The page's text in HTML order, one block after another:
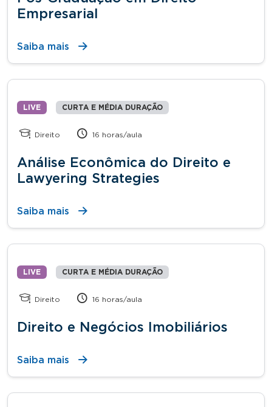
Empresarial
Saiba mais
LIVE CURTA E MÉDIA DURAÇÃO
Direito 16 horas/aula
Análise Econômica do Direito e
Lawyering Strategies
Saiba mais
LIVE CURTA E MÉDIA DURAÇÃO
Direito 16 horas/aula
Direito e Negócios Imobiliários
Saiba mais